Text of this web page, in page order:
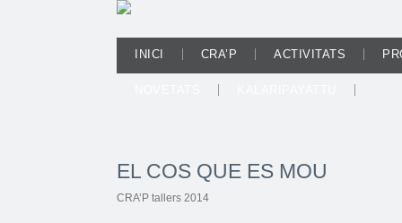
INICI CRA’P ACTIVITATS
EL COS QUE ES MOU
CRA’P tallers 2014